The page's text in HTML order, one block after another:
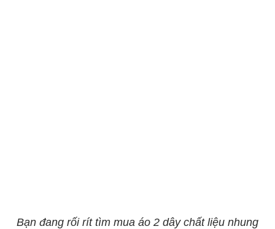
Bạn đang rối rít tìm mua áo 2 dây chất liệu nhung